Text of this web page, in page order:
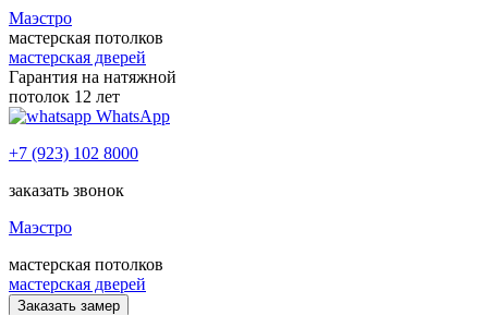
Маэстро
мастерская потолков
мастерская дверей
Гарантия на натяжной
потолок 12 лет
WhatsApp
+7 (923) 102 8000
заказать звонок
Маэстро
мастерская потолков
мастерская дверей
Заказать замер